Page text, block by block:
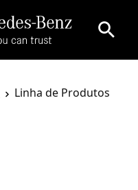
Linha de Produtos